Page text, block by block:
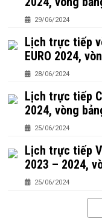
29/06/2024
Lịch trực tiếp
EURO 2024,
28/06/2024
Lịch trực tiếp
2024, vòng
25/06/2024
Lịch trực tiếp
2023 – 2024,
25/06/2024